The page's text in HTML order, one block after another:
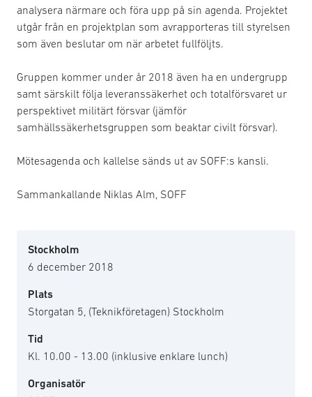
analysera närmare och föra upp på sin agenda. Projektet
utgår från en projektplan som avrapporteras till styrelsen
som även beslutar om när arbetet fullföljts.
Gruppen kommer under år 2018 även ha en undergrupp
samt särskilt följa leveranssäkerhet och totalförsvaret ur
perspektivet militärt försvar (jämför
samhällssäkerhetsgruppen som beaktar civilt försvar).
Mötesagenda och kallelse sänds ut av SOFF:s kansli.
Sammankallande Niklas Alm, SOFF
Stockholm
6 december 2018
Plats
Storgatan 5, (Teknikföretagen) Stockholm
Tid
Kl. 10.00 - 13.00 (inklusive enklare lunch)
Organisatör